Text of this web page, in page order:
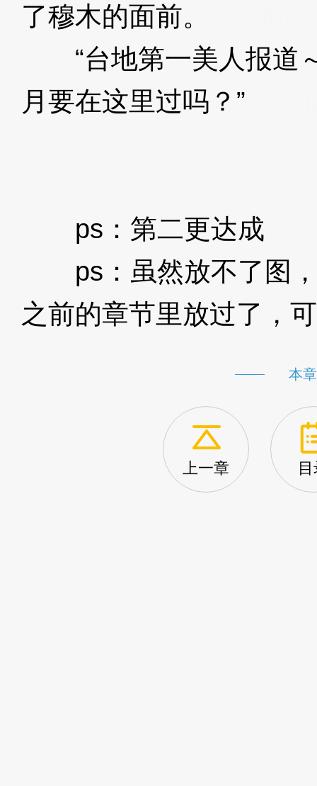
了穆木的面前。
“台地第一美人报道
月要在这里过吗？”
ps：第二更达成
ps：虽然放不了图，
之前的章节里放过了，
本
上一章